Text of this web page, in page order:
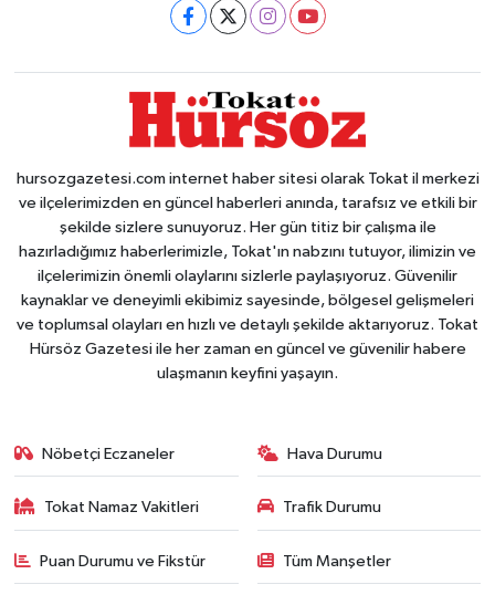
hursozgazetesi.com internet haber sitesi olarak Tokat il merkezi
ve ilçelerimizden en güncel haberleri anında, tarafsız ve etkili bir
şekilde sizlere sunuyoruz. Her gün titiz bir çalışma ile
hazırladığımız haberlerimizle, Tokat'ın nabzını tutuyor, ilimizin ve
ilçelerimizin önemli olaylarını sizlerle paylaşıyoruz. Güvenilir
kaynaklar ve deneyimli ekibimiz sayesinde, bölgesel gelişmeleri
ve toplumsal olayları en hızlı ve detaylı şekilde aktarıyoruz. Tokat
Hürsöz Gazetesi ile her zaman en güncel ve güvenilir habere
ulaşmanın keyfini yaşayın.
Nöbetçi Eczaneler Hava Durumu
Tokat Namaz Vakitleri Trafik Durumu
Puan Durumu ve Fikstür Tüm Manşetler